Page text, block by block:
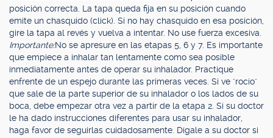
posición correcta. La tapa queda fija en su posición cuando
emite un chasquido (click). Si no hay chasquido en esa posición,
gire la tapa al revés y vuelva a intentar. No use fuerza excesiva.
Importante:No se apresure en las etapas 5, 6 y 7. Es importante
que empiece a inhalar tan lentamente como sea posible
inmediatamente antes de operar su inhalador. Practique
enfrente de un espejo durante las primeras veces. Si ve "rocío"
que sale de la parte superior de su inhalador o los lados de su
boca, debe empezar otra vez a partir de la etapa 2. Si su doctor
le ha dado instrucciones diferentes para usar su inhalador,
haga favor de seguirlas cuidadosamente. Dígale a su doctor si